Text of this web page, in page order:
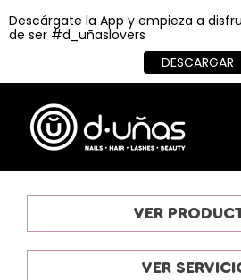
content
VER
VER
Descárgate la App y empieza a
de ser #d_uñaslovers
DESCARGAR